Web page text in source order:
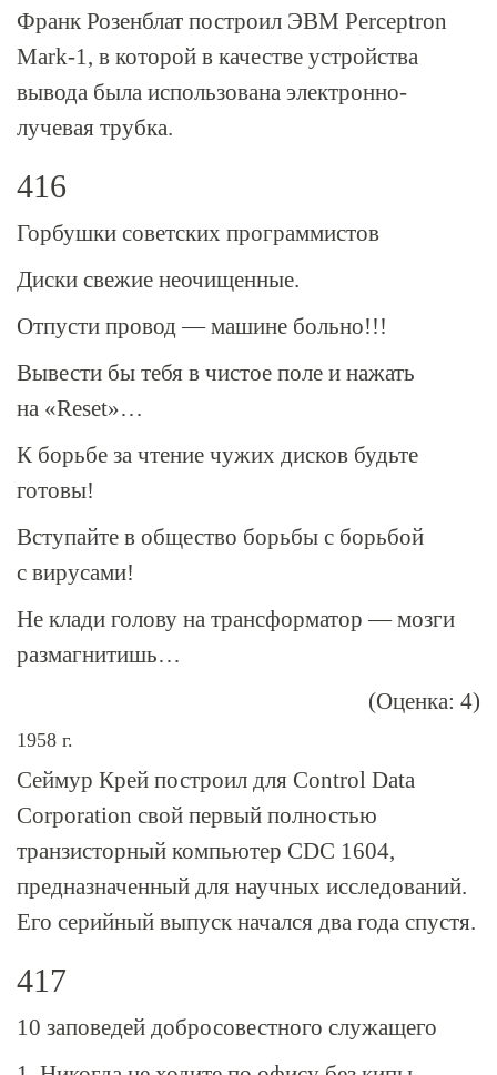
Франк Розенблат построил ЭВМ Perceptron
Mark-1, в которой в качестве устройства
вывода была использована электронно-
лучевая трубка.
416
Горбушки советских программистов
Диски свежие неочищенные.
Отпусти провод — машине больно!!!
Вывести бы тебя в чистое поле и нажать
на «Reset»…
К борьбе за чтение чужих дисков будьте
готовы!
Вступайте в общество борьбы с борьбой
с вирусами!
Не клади голову на трансформатор — мозги
размагнитишь…
(Оценка: 4)
1958 г.
Сеймур Крей построил для Control Data
Corporation свой первый полностью
транзисторный компьютер CDC 1604,
предназначенный для научных исследований.
Его серийный выпуск начался два года спустя.
417
10 заповедей добросовестного служащего